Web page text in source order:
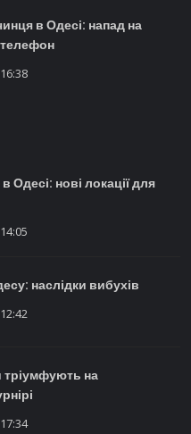
в Одесі: напад на
Одесі: нові локації для
наслідки вибухів
тріумфують на